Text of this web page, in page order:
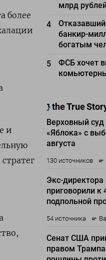
более
и
млрд
4
банкир-
богатым
5
ФСБ хочет